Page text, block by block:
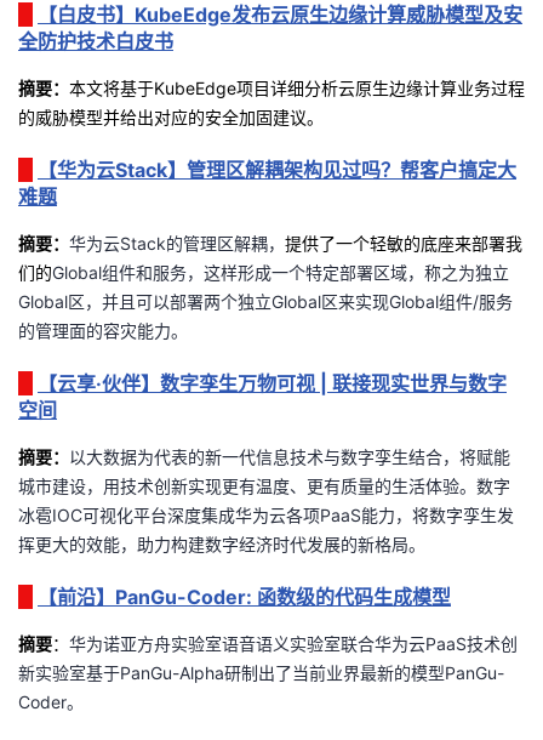
子
直
的
动
我
关
注
我
开
发
者
学
我
的
课
程
我
的
认
我
的
我
我
的
Programs
我
的
支
持
的
技
术
支
我
的
云
声
【白皮书】KubeEdge发布云原生边缘计算威胁模型及安
全防护技术白皮书
摘要： 本文将基于KubeEdge项目详细分析云原生边缘计算业务过程
的威胁模型并给出对应的安全加固建议。
【华为云Stack】管理区解耦架构见过吗？帮客户搞定大
难题
摘要： 华为云Stack的管理区解耦， 提供了一个轻敏的底座来部署我
们的Global组件和服务，这样形成一个特定部署区域，称之为独立
Global区，并且可以部署两个独立Global区来实现Global组件/服务
的管理面的容灾能力。
【云享·伙伴】数字孪生万物可视 | 联接现实世界与数字
空间
摘要： 以大数据为代表的新一代信息技术与数字孪生结合，将赋能
城市建设，用技术创新实现更有温度、更有质量的生活体验。 数字
冰雹IOC可视化平台深度集成华为云各项PaaS能力，将数字孪生发
挥更大的效能，助力构建数字经济时代发展的新格局。
【前沿】PanGu-Coder: 函数级的代码生成模型
摘要： 华为诺亚方舟实验室语音语义实验室联合华为云PaaS技术创
新实验室基于PanGu-Alpha研制出了当前业界最新的模型PanGu-
Coder。